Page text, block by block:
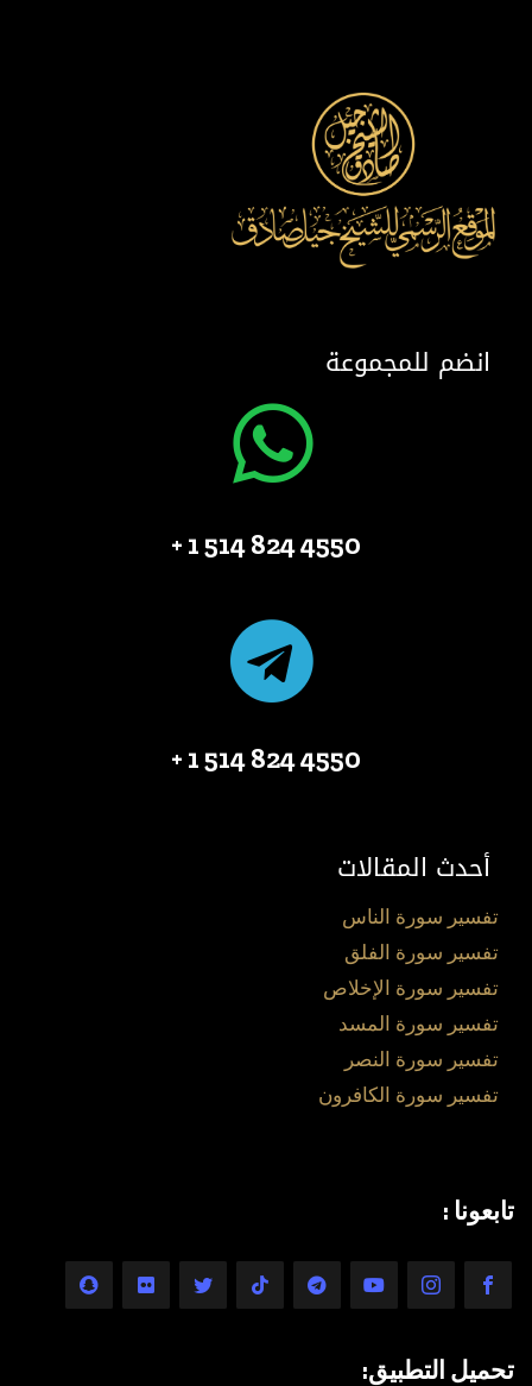
انضم للمجموعة
4550 824 514 1 +
4550 824 514 1 +
أحدث المقالات
تفسير سورة الناس
تفسير سورة الفلق
تفسير سورة الإخلاص
تفسير سورة المسد
تفسير سورة النصر
تفسير سورة الكافرون
تابعونا :
تحميل التطبيق: